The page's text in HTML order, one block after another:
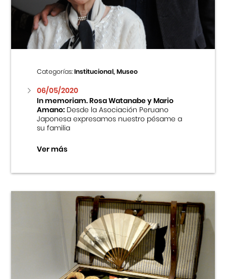
Centro Cultural Peruano Japonés
Cursos
Museo de la Inmigración Japonesa
Fondo Editorial
Teatro Peruano Japonés
Categorías:Institucional, Museo
06/05/2020
In memoriam. Rosa Watanabe y Mario
Amano:Desde la Asociación Peruano
Japonesa expresamos nuestro pésame a
su familia
Ver más